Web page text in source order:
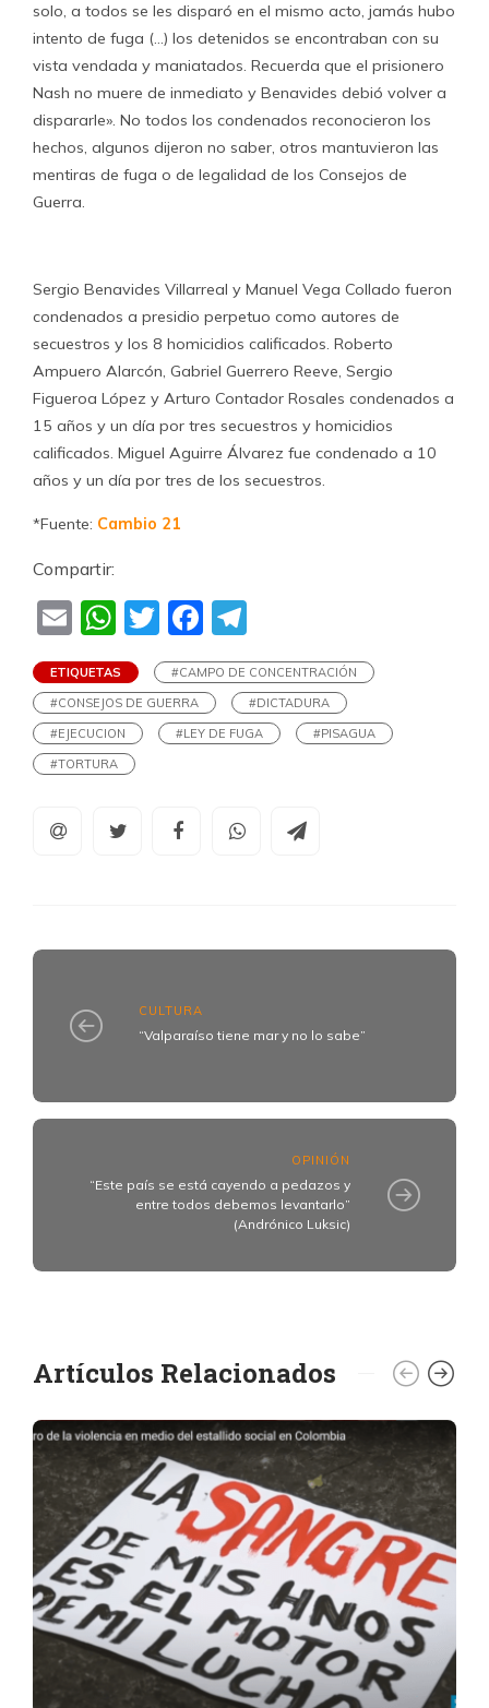
solo, a todos se les disparó en el mismo acto, jamás hubo
intento de fuga (…) los detenidos se encontraban con su
vista vendada y maniatados. Recuerda que el prisionero
Nash no muere de inmediato y Benavides debió volver a
dispararle». No todos los condenados reconocieron los
hechos, algunos dijeron no saber, otros mantuvieron las
mentiras de fuga o de legalidad de los Consejos de
Guerra.
Sergio Benavides Villarreal y Manuel Vega Collado fueron
condenados a presidio perpetuo como autores de
secuestros y los 8 homicidios calificados. Roberto
Ampuero Alarcón, Gabriel Guerrero Reeve, Sergio
Figueroa López y Arturo Contador Rosales condenados a
15 años y un día por tres secuestros y homicidios
calificados. Miguel Aguirre Álvarez fue condenado a 10
años y un día por tres de los secuestros.
*Fuente: Cambio 21
Compartir:
EmailWhatsApp
TwitterFacebook
ETIQUETAS
#CAMPO DE CONCENTRACIÓN
#CONSEJOS DE GUERRA
#DICTADURA
#EJECUCION
#LEY DE FUGA
#PISAGUA
#TORTURA
CULTURA
“Valparaíso tiene mar y no lo sabe”
OPINIÓN
“Este país se está cayendo a pedazos y
entre todos debemos levantarlo”
(Andrónico Luksic)
Artículos Relacionados